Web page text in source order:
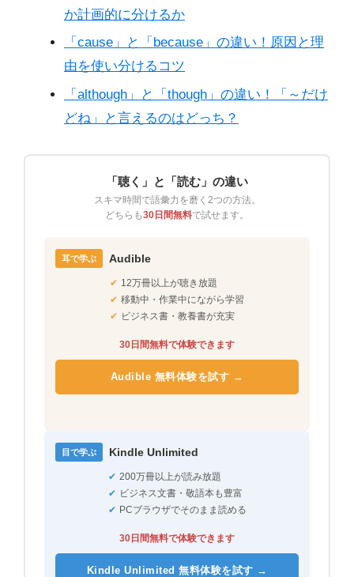
か計画的に分けるか
「cause」と「because」の違い！原因と理
由を使い分けるコツ
「although」と「though」の違い！「～だけ
どね」と言えるのはどっち？
「聴く」と「読む」の違い
スキマ時間で語彙力を磨く2つの方法。
どちらも30日間無料で試せます。
耳で学ぶ Audible
✔ 12万冊以上が聴き放題
✔ 移動中・作業中にながら学習
✔ ビジネス書・教養書が充実
30日間無料で体験できます
Audible 無料体験を試す →
目で学ぶ Kindle Unlimited
✔ 200万冊以上が読み放題
✔ ビジネス文書・敬語本も豊富
✔ PCブラウザでそのまま読める
30日間無料で体験できます
Kindle Unlimited 無料体験を試す →